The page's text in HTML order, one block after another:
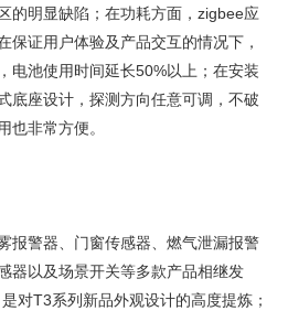
的明显缺陷；在功耗方面，zigbee应
保证用户体验及产品交互的情况下，
电池使用时间延长50%以上；在安装
底座设计，探测方向任意可调，不破
也非常方便。
警器、门窗传感器、燃气泄漏报警
器以及场景开关等多款产品相继发
对T3系列新品外观设计的高度提炼；